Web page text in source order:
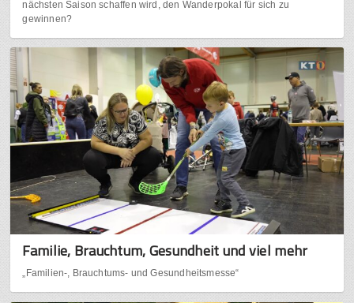
nächsten Saison schaffen wird, den Wanderpokal für sich zu
gewinnen?
Familie, Brauchtum, Gesundheit und viel mehr
„Familien-, Brauchtums- und Gesundheitsmesse“